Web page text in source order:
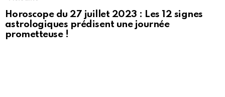
Horoscope du 27 juillet 2023 : Les 12 signes
astrologiques prédisent une journée
prometteuse !